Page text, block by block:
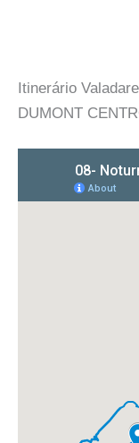
Itinerário
DUMONT